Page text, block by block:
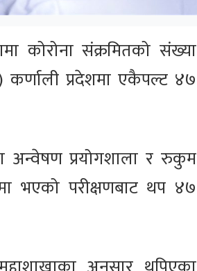
कोरोना संक्रमितको संख्या
प्रदेशमा एकैपल्ट ४७
अन्वेषण प्रयोगशाला र रुकुम
भएको परीक्षणबाट थप ४७